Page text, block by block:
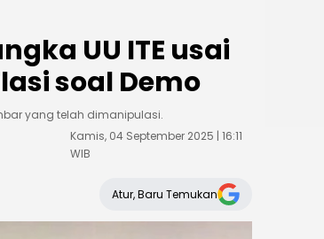
UU ITE usai
soal Demo
yang telah dimanipulasi.
Kamis, 04 September 2025 | 16:11
WIB
Atur, Baru Temukan